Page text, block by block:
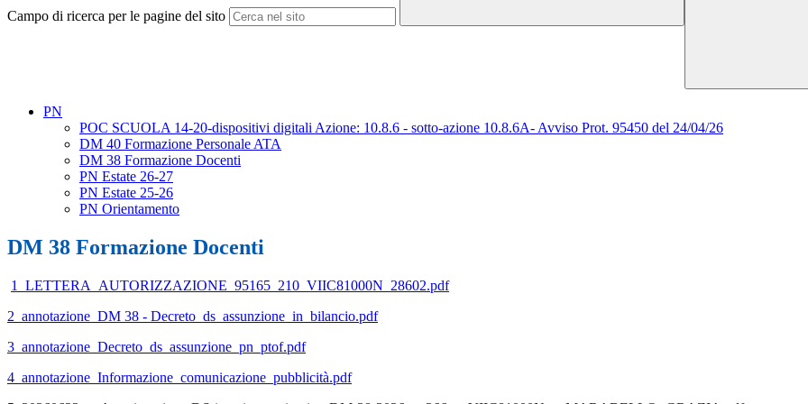
Campo di ricerca per le pagine del sito
PN
POC SCUOLA 14-20-dispositivi digitali Azione: 10.8.6 - sotto-azione 10.8.6A- Avviso Prot. 95450 del 24/04/26
DM 40 Formazione Personale ATA
DM 38 Formazione Docenti
PN Estate 26-27
PN Estate 25-26
PN Orientamento
DM 38 Formazione Docenti
1_LETTERA_AUTORIZZAZIONE_95165_210_VIIC81000N_28602.pdf
2_annotazione_DM 38 - Decreto_ds_assunzione_in_bilancio.pdf
3_annotazione_Decreto_ds_assunzione_pn_ptof.pdf
4_annotazione_Informazione_comunicazione_pubblicità.pdf